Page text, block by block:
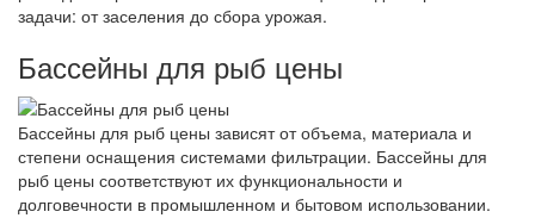
задачи: от заселения до сбора урожая.
Бассейны для рыб цены
Бассейны для рыб цены зависят от объема, материала и
степени оснащения системами фильтрации. Бассейны для
рыб цены соответствуют их функциональности и
долговечности в промышленном и бытовом использовании.